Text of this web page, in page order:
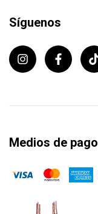
Síguenos
Medios de pago